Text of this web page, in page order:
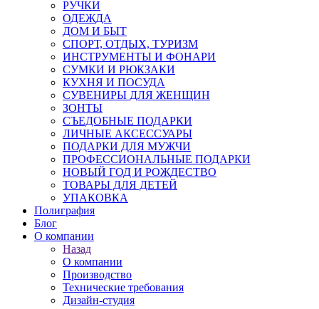
РУЧКИ
ОДЕЖДА
ДОМ И БЫТ
СПОРТ, ОТДЫХ, ТУРИЗМ
ИНСТРУМЕНТЫ И ФОНАРИ
СУМКИ И РЮКЗАКИ
КУХНЯ И ПОСУДА
СУВЕНИРЫ ДЛЯ ЖЕНЩИН
ЗОНТЫ
СЪЕДОБНЫЕ ПОДАРКИ
ЛИЧНЫЕ АКСЕССУАРЫ
ПОДАРКИ ДЛЯ МУЖЧИ
ПРОФЕССИОНАЛЬНЫЕ ПОДАРКИ
НОВЫЙ ГОД И РОЖДЕСТВО
ТОВАРЫ ДЛЯ ДЕТЕЙ
УПАКОВКА
Полиграфия
Блог
О компании
Назад
О компании
Производство
Технические требования
Дизайн-студия